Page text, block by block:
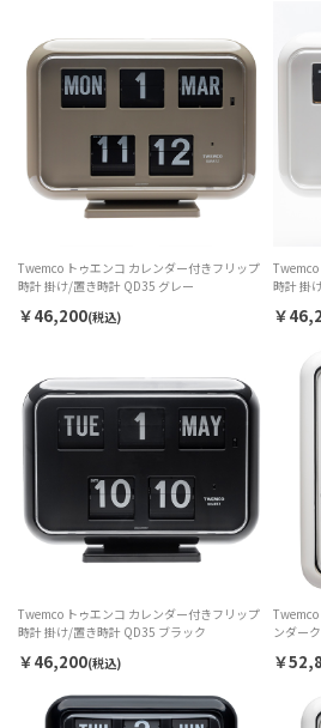
Twemco トゥエンコ カレンダー付きフリップ
時計 掛け/置き時計 QD35 グレー
￥46,200(税込)
時計 掛
￥
Twemco トゥエンコ カレンダー付きフリップ
時計 掛け/置き時計 QD35 ブラック
￥46,200(税込)
Twemco トゥエン
ンダー
￥